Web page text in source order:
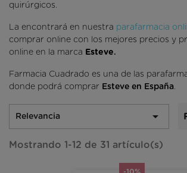
quirúrgicos.
La encontrará en nuestra parafarmacia
comprar online con los mejores precios y
online en la marca Esteve.
Farmacia Cuadrado es una de las
donde podrá comprar Esteve en España.
Relevancia 
Mostrando 1-12 de 31 artículo(s)